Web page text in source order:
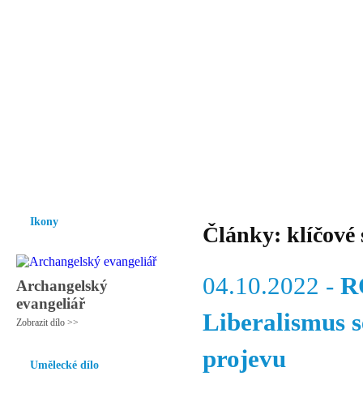
Ikony
Archangelský
evangeliář
Zobrazit dílo >>
Umělecké dílo
Články:
04.10.2022 -
Liberalismus
projevu